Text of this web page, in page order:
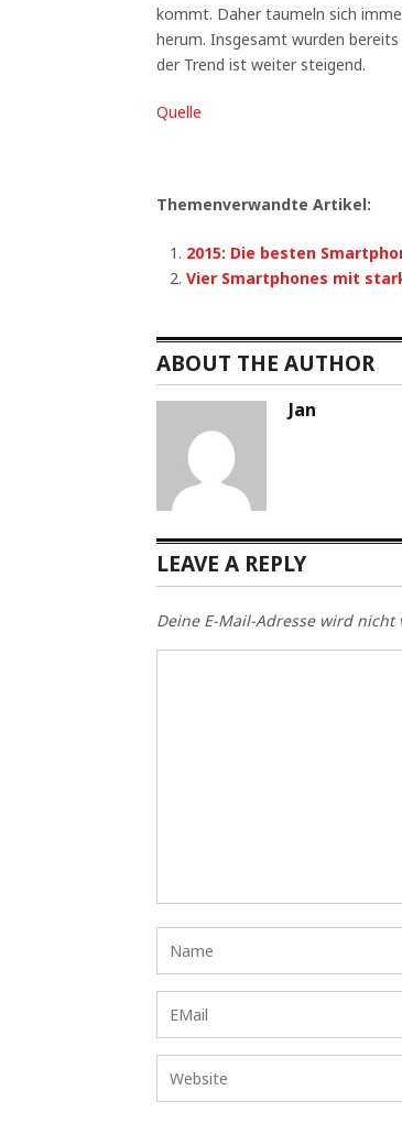
kommt. Daher taumeln sich
herum. Insgesamt wurden
der Trend ist weiter steigend.
Quelle
Themenverwandte Artikel:
2015: Die besten
Vier Smartphones mit
ABOUT THE AUTHOR
Jan
LEAVE A REPLY
Deine E-Mail-Adresse wird